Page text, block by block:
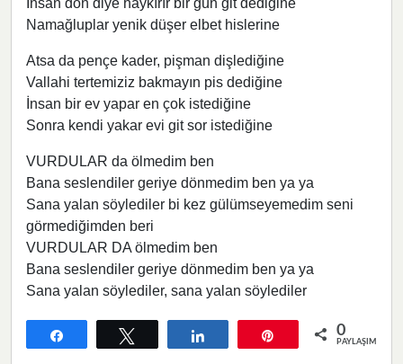
İnsan dön diye haykırır bir gün git dediğine
Namağluplar yenik düşer elbet hislerine
Atsa da pençe kader, pişman dişlediğine
Vallahi tertemiziz bakmayın pis dediğine
İnsan bir ev yapar en çok istediğine
Sonra kendi yakar evi git sor istediğine
VURDULAR da ölmedim ben
Bana seslendiler geriye dönmedim ben ya ya
Sana yalan söylediler bi kez gülümseyemedim seni
görmediğimden beri
VURDULAR DA ölmedim ben
Bana seslendiler geriye dönmedim ben ya ya
Sana yalan söylediler, sana yalan söylediler
0
PAYLAŞIMLAR